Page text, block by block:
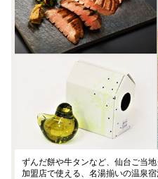
ずんだ餅や牛タンなど、仙台ご当
加盟店で使える、名湯揃いの温泉宿